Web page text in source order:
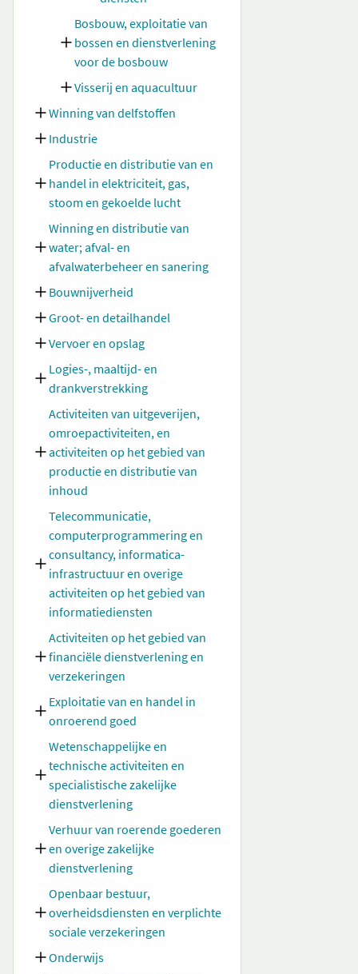
Bosbouw, exploitatie van
bossen en dienstverlening
voor de bosbouw
Visserij en aquacultuur
Winning van delfstoffen
Industrie
Productie en distributie van en
handel in elektriciteit, gas,
stoom en gekoelde lucht
Winning en distributie van
water; afval- en
afvalwaterbeheer en sanering
Bouwnijverheid
Groot- en detailhandel
Vervoer en opslag
Logies-, maaltijd- en
drankverstrekking
Activiteiten van uitgeverijen,
omroepactiviteiten, en
activiteiten op het gebied van
productie en distributie van
inhoud
Telecommunicatie,
computerprogrammering en
consultancy, informatica-
infrastructuur en overige
activiteiten op het gebied van
informatiediensten
Activiteiten op het gebied van
financiële dienstverlening en
verzekeringen
Exploitatie van en handel in
onroerend goed
Wetenschappelijke en
technische activiteiten en
specialistische zakelijke
dienstverlening
Verhuur van roerende goederen
en overige zakelijke
dienstverlening
Openbaar bestuur,
overheidsdiensten en verplichte
sociale verzekeringen
Onderwijs